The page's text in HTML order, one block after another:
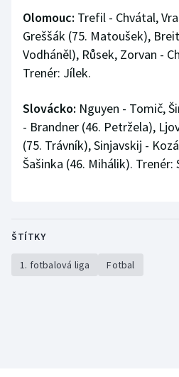
Olomouc: Trefil - Chvátal,
Greššák (75. Matoušek),
Vodháněl), Růsek, Zorvan -
Trenér: Jílek.
Slovácko: Nguyen - Tomič,
- Brandner (46. Petržela),
(75. Trávník), Sinjavskij -
Šašinka (46. Mihálik). Trenér:
ŠTÍTKY
1. fotbalová liga Fotbal